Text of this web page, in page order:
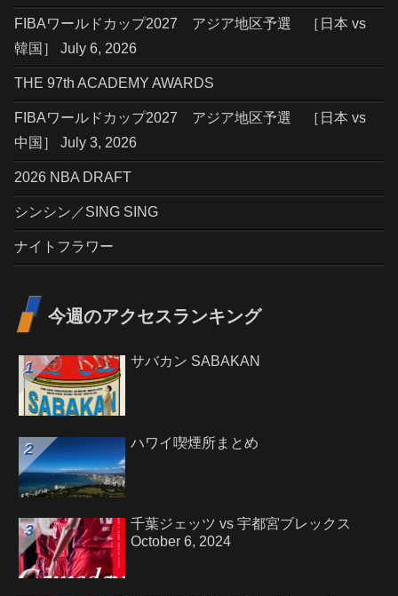
FIBAワールドカップ2027 アジア地区予選 ［日本 vs
韓国］ July 6, 2026
THE 97th ACADEMY AWARDS
FIBAワールドカップ2027 アジア地区予選 ［日本 vs
中国］ July 3, 2026
2026 NBA DRAFT
シンシン／SING SING
ナイトフラワー
今週のアクセスランキング
サバカン SABAKAN
ハワイ喫煙所まとめ
千葉ジェッツ vs 宇都宮ブレックス
October 6, 2024